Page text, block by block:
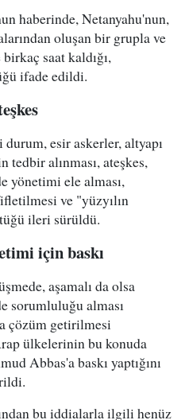
haberinde, Netanyahu'nun,
oluşan bir grupla ve
saat kaldığı,
ifade edildi.
esir askerler, altyapı
tedbir alınması, ateşkes,
yönetimi ele alması,
ve "yüzyılın
ileri sürüldü.
için baskı
aşamalı da olsa
sorumluluğu alması
çözüm getirilmesi
ülkelerinin bu konuda
Abbas'a baskı yaptığını
bu iddialarla ilgili henüz